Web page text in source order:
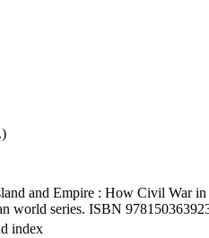
and Empire : How Civil War
world series. ISBN
index